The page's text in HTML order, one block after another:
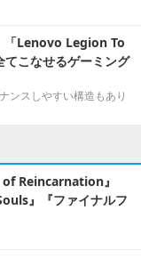
「Lenovo Legion To
こなせるゲーミング
ンスしやすい構造もあり
Reincarnation』
』『ファイナルフ